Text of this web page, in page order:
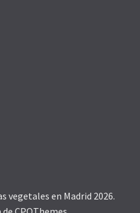
vegetales en Madrid 2026.